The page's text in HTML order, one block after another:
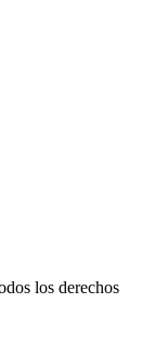
los derechos